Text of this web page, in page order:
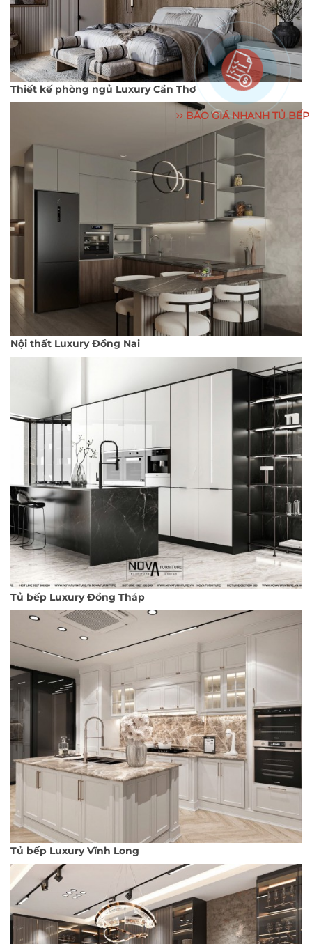
Thiết kế phòng ngủ Luxury Cần Thơ
Nội thất Luxury Đồng Nai
Tủ bếp Luxury Đồng Tháp
Tủ bếp Luxury Vĩnh Long
BÁO GIÁ NHANH TỦ BẾP